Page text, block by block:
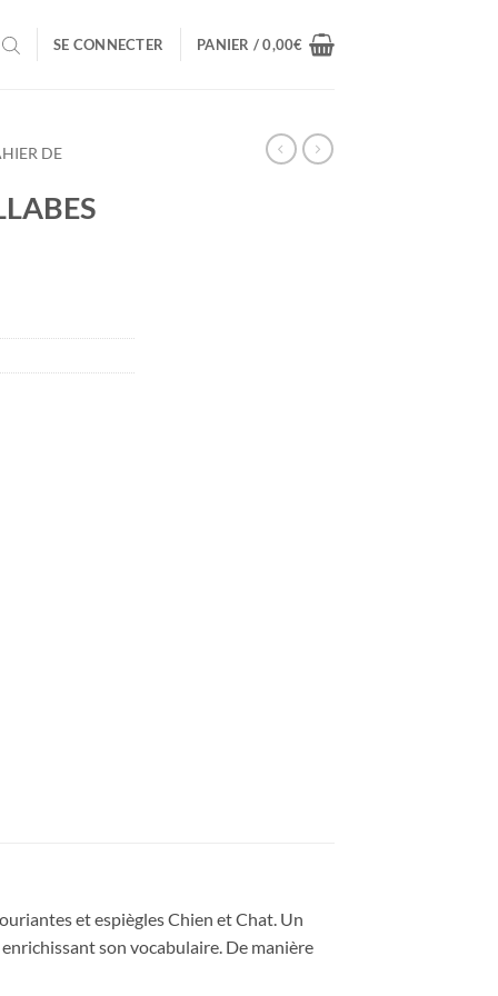
SE CONNECTER PANIER /0,00€
DE
et espiègles Chien et Chat. Un
son vocabulaire. De manière